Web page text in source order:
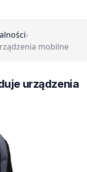
›
mobilne
urządzenia